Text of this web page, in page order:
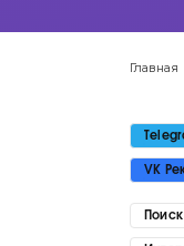
Главная
VK